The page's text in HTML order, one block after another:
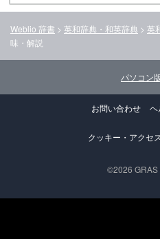
Weblio 辞書 > 英和辞典・和英辞典 > 英
味・解説
パソコン
お問い合わせ ヘ
クッキー・アクセ
©2026 GRAS